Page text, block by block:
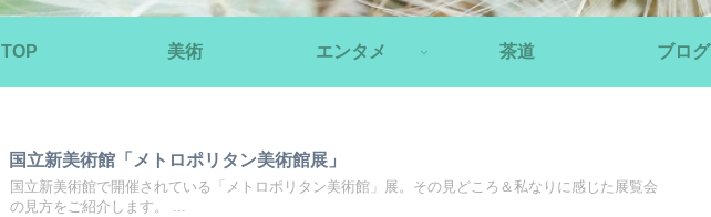
TOP 美術 エンタメ 茶道 ブログ
国立新美術館「メトロポリタン美術館展」
国立新美術館で開催されている「メトロポリタン美術館」展。その見どころ＆私なりに感じた展覧会
の見方をご紹介します。 ...